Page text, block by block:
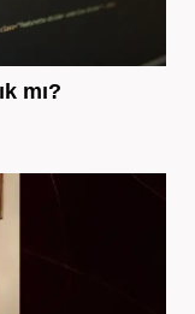
mı?